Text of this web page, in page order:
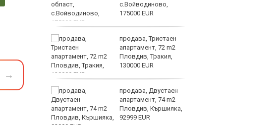
→
по
на Джън-
с.Войводиново,
175000 EUR
продава, Тристаен
апартамент, 72 m2
Пловдив, Тракия,
130000 EUR
продава, Двустаен
апартамент, 74 m2
Пловдив, Кършияка,
92999 EUR